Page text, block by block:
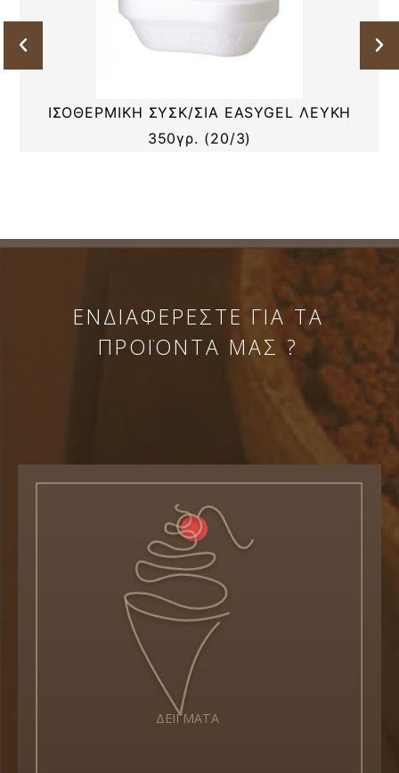
ΙΣΟΘΕΡΜΙΚΗ ΣΥΣΚ/ΣΙΑ EASYGEL ΛΕΥΚΗ
350γρ. (20/3)
ΕΝΔΙΑΦΕΡΕΣΤΕ ΓΙΑ ΤΑ
ΠΡΟΪΟΝΤΑ ΜΑΣ ?
ΔΕΙΓΜΑΤΑ